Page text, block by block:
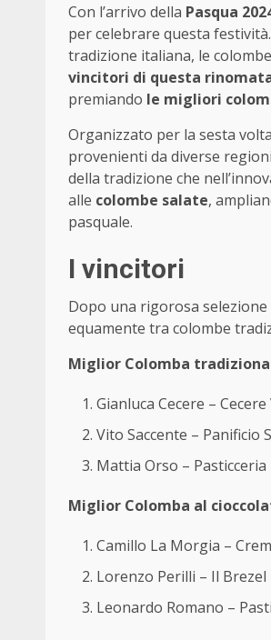
Con l’arrivo della Pasqua
per celebrare questa
tradizione italiana, le
vincitori di questa
premiando le migliori
Organizzato per la sesta
provenienti da diverse
della tradizione che
alle colombe salate,
pasquale.
I vincitori
Dopo una rigorosa
equamente tra colombe
Miglior Colomba
Gianluca Cecere –
Vito Saccente – Panificio
Mattia Orso –
Miglior Colomba al
Camillo La Morgia –
Lorenzo Perilli – Il Brezel
Leonardo Romano –